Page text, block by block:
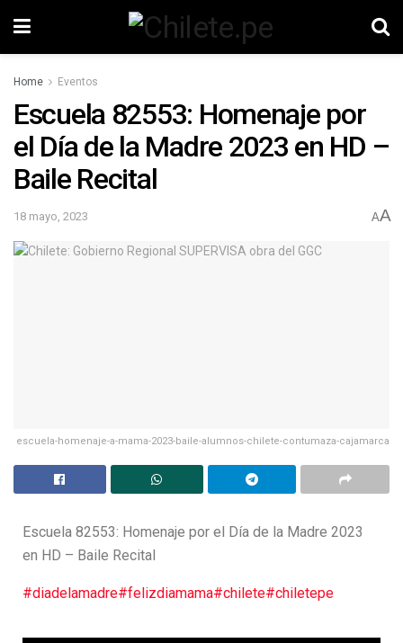
Home Eventos
Escuela 82553: Homenaje por
el Día de la Madre 2023 en HD –
Baile Recital
18 mayo, 2023 AA
escuela-homenaje-a-mama-2023-baile-alumnos-chilete-contumaza-cajamarca
Escuela 82553: Homenaje por el Día de la Madre 2023
en HD – Baile Recital
#diadelamadre#felizdiamama#chilete#chiletepe